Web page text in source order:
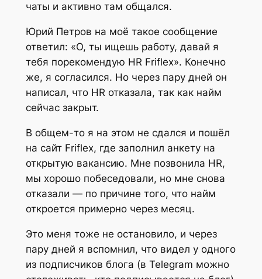
чаты и активно там общался.
Юрий Петров на моё такое сообщение
ответил: «О, ты ищешь работу, давай я
тебя порекомендую HR Friflex». Конечно
же, я согласился. Но через пару дней он
написал, что HR отказала, так как найм
сейчас закрыт.
В общем-то я на этом не сдался и пошёл
на сайт Friflex, где заполнил анкету на
открытую вакансию. Мне позвонила HR,
мы хорошо побеседовали, но мне снова
отказали — по причине того, что найм
откроется примерно через месяц.
Это меня тоже не остановило, и через
пару дней я вспомнил, что видел у одного
из подписчиков блога (в Telegram можно